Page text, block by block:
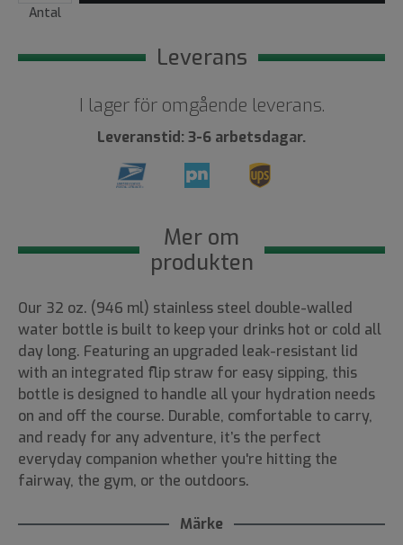
Antal
Leverans
I lager för omgående leverans.
Leveranstid: 3-6 arbetsdagar.
Mer om
produkten
Our 32 oz. (946 ml) stainless steel double-walled
water bottle is built to keep your drinks hot or cold all
day long. Featuring an upgraded leak-resistant lid
with an integrated flip straw for easy sipping, this
bottle is designed to handle all your hydration needs
on and off the course. Durable, comfortable to carry,
and ready for any adventure, it’s the perfect
everyday companion whether you're hitting the
fairway, the gym, or the outdoors.
Märke